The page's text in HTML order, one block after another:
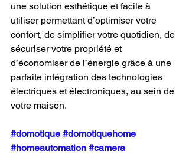
une solution esthétique et facile à
utiliser permettant d’optimiser votre
confort, de simplifier votre quotidien, de
sécuriser votre propriété et
d’économiser de l’énergie grâce à une
parfaite intégration des technologies
électriques et électroniques, au sein de
votre maison.
#domotique #domotiquehome
#homeautomation #camera